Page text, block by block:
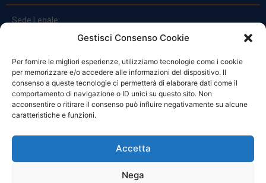
Gestisci Consenso Cookie
Per fornire le migliori esperienze, utilizziamo tecnologie come i cookie
per memorizzare e/o accedere alle informazioni del dispositivo. Il
consenso a queste tecnologie ci permetterà di elaborare dati come il
comportamento di navigazione o ID unici su questo sito. Non
acconsentire o ritirare il consenso può influire negativamente su alcune
caratteristiche e funzioni.
Accetta
Nega
Sede Legale:
Via Principe Di Udine 144
clienti@officinefvg.it
info@officinefvg.it
posta@officinefvgpec.It
ORARI